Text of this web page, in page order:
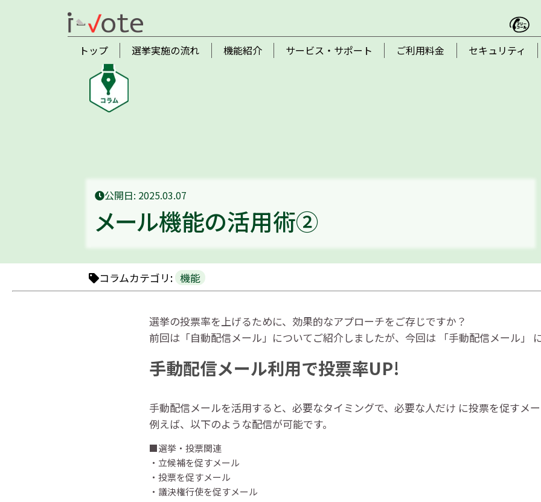
トップ 選挙実施の流れ 機能紹介 サービス・サポート ご利用料金 セキュリティ
公開日: 2025.03.07
メール機能の活用術②
コラムカテゴリ: 機能
選挙の投票率を上げるために、効果的なアプローチをご存じですか？
前回は「自動配信メール」についてご紹介しましたが、今回は 「手動配信メール」 に
手動配信メール利用で投票率UP!
手動配信メールを活用すると、必要なタイミングで、必要な人だけ に投票を促すメー
例えば、以下のような配信が可能です。
■選挙・投票関連
・立候補を促すメール
・投票を促すメール
・議決権行使を促すメール